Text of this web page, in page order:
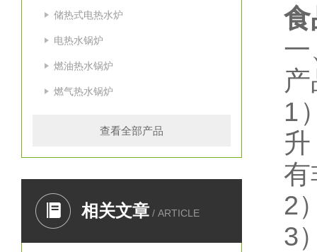
储热式电热水炉
电热水锅炉
燃油热水锅炉
燃气热水锅炉
查看全部产品
相关文章 / ARTICLE
食
1
2
3